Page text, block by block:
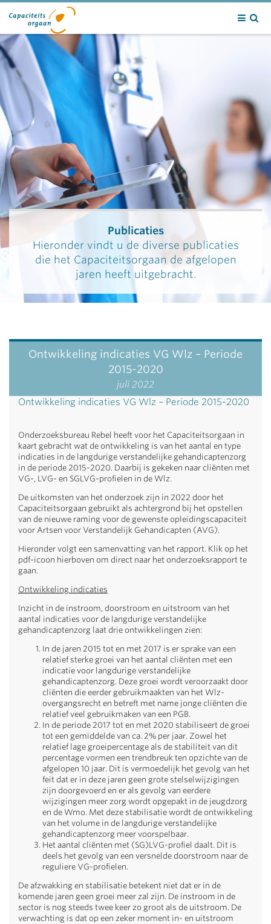
Publicaties
Hieronder vindt u de diverse publicaties
die het Capaciteitsorgaan de afgelopen
jaren heeft uitgebracht.
Ontwikkeling indicaties VG Wlz – Periode
2015-2020
juli 2022
Ontwikkeling indicaties VG Wlz – Periode 2015-2020
Onderzoeksbureau Rebel heeft voor het Capaciteitsorgaan in
kaart gebracht wat de ontwikkeling is van het aantal en type
indicaties in de langdurige verstandelijke gehandicaptenzorg
in de periode 2015-2020. Daarbij is gekeken naar cliënten met
VG-, LVG- en SGLVG-profielen in de Wlz.
De uitkomsten van het onderzoek zijn in 2022 door het
Capaciteitsorgaan gebruikt als achtergrond bij het opstellen
van de nieuwe raming voor de gewenste opleidingscapaciteit
voor Artsen voor Verstandelijk Gehandicapten (AVG).
Hieronder volgt een samenvatting van het rapport. Klik op het
pdf-icoon hierboven om direct naar het onderzoeksrapport te
gaan.
Ontwikkeling indicaties
Inzicht in de instroom, doorstroom en uitstroom van het
aantal indicaties voor de langdurige verstandelijke
gehandicaptenzorg laat drie ontwikkelingen zien:
In de jaren 2015 tot en met 2017 is er sprake van een
relatief sterke groei van het aantal cliënten met een
indicatie voor langdurige verstandelijke
gehandicaptenzorg. Deze groei wordt veroorzaakt door
cliënten die eerder gebruikmaakten van het Wlz-
overgangsrecht en betreft met name jonge cliënten die
relatief veel gebruikmaken van een PGB.
In de periode 2017 tot en met 2020 stabiliseert de groei
tot een gemiddelde van ca. 2% per jaar. Zowel het
relatief lage groeipercentage als de stabiliteit van dit
percentage vormen een trendbreuk ten opzichte van de
afgelopen 10 jaar. Dit is vermoedelijk het gevolg van het
feit dat er in deze jaren geen grote stelselwijzigingen
zijn doorgevoerd en er als gevolg van eerdere
wijzigingen meer zorg wordt opgepakt in de jeugdzorg
en de Wmo. Met deze stabilisatie wordt de ontwikkeling
van het volume in de langdurige verstandelijke
gehandicaptenzorg meer voorspelbaar.
Het aantal cliënten met (SG)LVG-profiel daalt. Dit is
deels het gevolg van een versnelde doorstroom naar de
reguliere VG-profielen.
De afzwakking en stabilisatie betekent niet dat er in de
komende jaren geen groei meer zal zijn. De instroom in de
sector is nog steeds twee keer zo groot als de uitstroom. De
verwachting is dat op een zeker moment in- en uitstroom